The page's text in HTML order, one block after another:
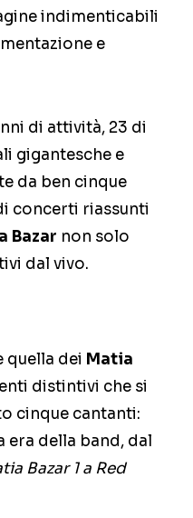
indimenticabili
e
di attività, 23 di
gigantesche e
da ben cinque
concerti riassunti
Bazar non solo
dal vivo.
quella dei Matia
distintivi che si
cinque cantanti:
era della band, dal
Bazar 1 a Red